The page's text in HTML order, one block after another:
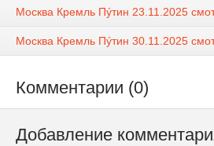
Москва Кремль Пýтин 23.11.2025
Москва Кремль Пýтин 30.11.2025
Комментарии (0)
Добавление